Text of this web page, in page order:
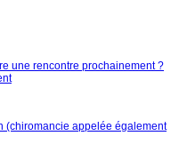
une rencontre prochainement ?
(chiromancie appelée également